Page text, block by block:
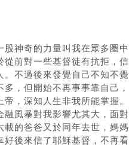
神奇的力量叫我在眾多圈中
從前對一些基督徒有抗拒，信
不過後來發覺自己不知不覺
，但開始不再事事靠自己，
，深知人生非我所能掌握。
風暴對我影響尤其大，面對
載的爸爸又於同年去世，媽媽
後來信了耶穌基督，不再看